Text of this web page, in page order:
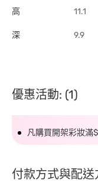
高 11.1
深 9.9
優惠活動: (1)
凡購買開架彩妝滿
付款方式與配送